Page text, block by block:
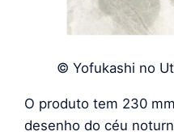
© Yofukashi no
O produto tem 230
desenho do céu